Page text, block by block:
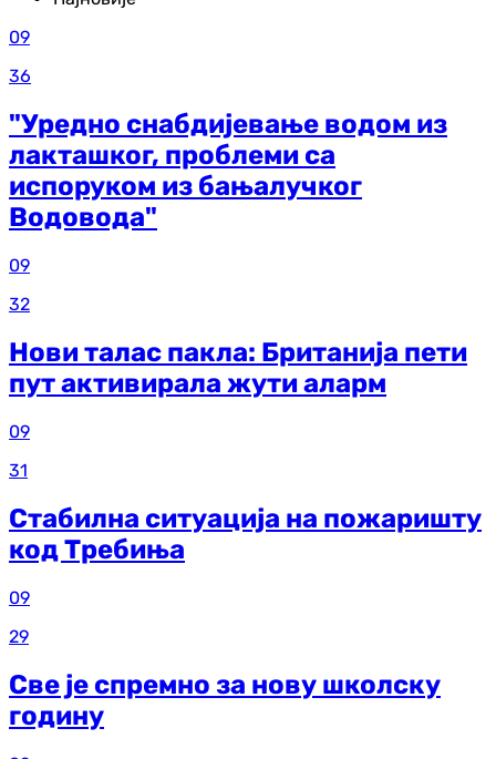
09
36
"Уредно снабдијевање водом из
лакташког, проблеми са
испоруком из бањалучког
Водовода"
09
32
Нови талас пакла: Британија пети
пут активирала жути аларм
09
31
Стабилна ситуација на пожаришту
код Требиња
09
29
Све је спремно за нову школску
годину